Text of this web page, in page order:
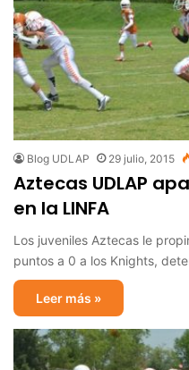
Blog UDLAP 29 julio, 2015
Aztecas UDLAP
en la LINFA
Los juveniles Aztecas le
puntos a 0 a los Knights,
Leer más »